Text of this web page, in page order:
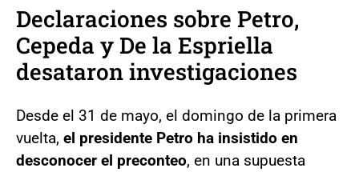
Declaraciones sobre Petro,
Cepeda y De la Espriella
desataron investigaciones
Desde el 31 de mayo, el domingo de la primera
vuelta, el presidente Petro ha insistido en
desconocer el preconteo, en una supuesta